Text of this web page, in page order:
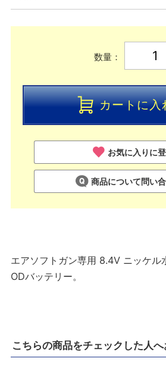
数量：
カートに入
お気に入りに
商品について問い
エアソフトガン専用 8.4V ニッケル
ODバッテリー。
こちらの商品をチェックした人